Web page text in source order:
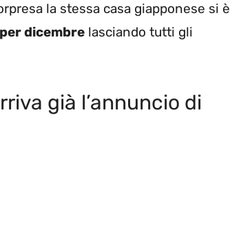
la stessa casa giapponese si è
dicembre lasciando tutti gli
già l’annuncio di